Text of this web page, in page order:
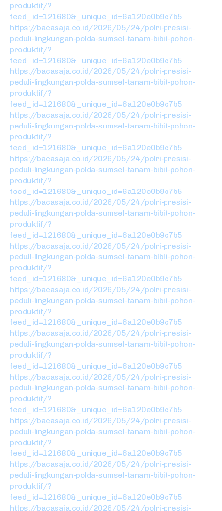
produktif/?
feed_id=121680&_unique_id=6a120e0b9c7b5
https://bacasaja.co.id/2026/05/24/polri-presisi-
peduli-lingkungan-polda-sumsel-tanam-bibit-pohon-
produktif/?
feed_id=121680&_unique_id=6a120e0b9c7b5
https://bacasaja.co.id/2026/05/24/polri-presisi-
peduli-lingkungan-polda-sumsel-tanam-bibit-pohon-
produktif/?
feed_id=121680&_unique_id=6a120e0b9c7b5
https://bacasaja.co.id/2026/05/24/polri-presisi-
peduli-lingkungan-polda-sumsel-tanam-bibit-pohon-
produktif/?
feed_id=121680&_unique_id=6a120e0b9c7b5
https://bacasaja.co.id/2026/05/24/polri-presisi-
peduli-lingkungan-polda-sumsel-tanam-bibit-pohon-
produktif/?
feed_id=121680&_unique_id=6a120e0b9c7b5
https://bacasaja.co.id/2026/05/24/polri-presisi-
peduli-lingkungan-polda-sumsel-tanam-bibit-pohon-
produktif/?
feed_id=121680&_unique_id=6a120e0b9c7b5
https://bacasaja.co.id/2026/05/24/polri-presisi-
peduli-lingkungan-polda-sumsel-tanam-bibit-pohon-
produktif/?
feed_id=121680&_unique_id=6a120e0b9c7b5
https://bacasaja.co.id/2026/05/24/polri-presisi-
peduli-lingkungan-polda-sumsel-tanam-bibit-pohon-
produktif/?
feed_id=121680&_unique_id=6a120e0b9c7b5
https://bacasaja.co.id/2026/05/24/polri-presisi-
peduli-lingkungan-polda-sumsel-tanam-bibit-pohon-
produktif/?
feed_id=121680&_unique_id=6a120e0b9c7b5
https://bacasaja.co.id/2026/05/24/polri-presisi-
peduli-lingkungan-polda-sumsel-tanam-bibit-pohon-
produktif/?
feed_id=121680&_unique_id=6a120e0b9c7b5
https://bacasaja.co.id/2026/05/24/polri-presisi-
peduli-lingkungan-polda-sumsel-tanam-bibit-pohon-
produktif/?
feed_id=121680&_unique_id=6a120e0b9c7b5
https://bacasaja.co.id/2026/05/24/polri-presisi-
peduli-lingkungan-polda-sumsel-tanam-bibit-pohon-
produktif/?
feed_id=121680&_unique_id=6a120e0b9c7b5
https://bacasaja.co.id/2026/05/24/polri-presisi-